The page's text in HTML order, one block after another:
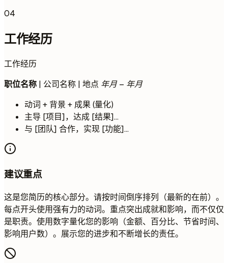
04
工作经历
工作经历
职位名称 | 公司名称 | 地点 年月 – 年月
动词 + 背景 + 成果 (量化)
主导 [项目]，达成 [结果]...
与 [团队] 合作，实现 [功能]...
建议重点
这是您简历的核心部分。请按时间倒序排列（最新的在前）。
每点开头使用强有力的动词。重点突出成就和影响，而不仅仅
是职责。使用数字量化您的影响（金额、百分比、节省时间、
影响用户数）。展示您的进步和不断增长的责任。